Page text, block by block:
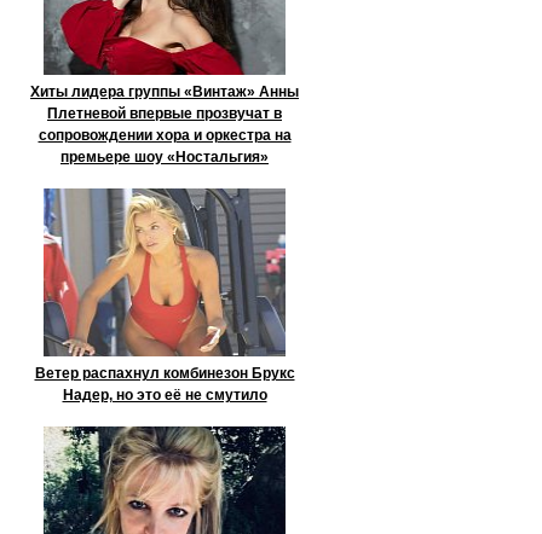
Хиты лидера группы «Винтаж» Анны
Плетневой впервые прозвучат в
сопровождении хора и оркестра на
премьере шоу «Ностальгия»
Ветер распахнул комбинезон Брукс
Надер, но это её не смутило